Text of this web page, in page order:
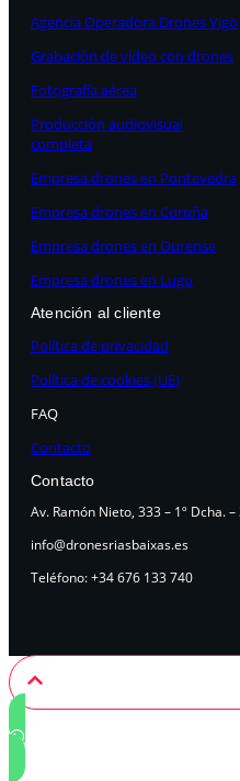
Agencia Operadora Drones Vigo
Grabación de vídeo con drones
Fotografía aérea
Producción audiovisual
completa
Empresa drones en Pontevedra
Empresa drones en Coruña
Empresa drones en Ourense
Empresa drones en Lugo
Atención al cliente
Política de privacidad
Política de cookies (UE)
FAQ
Contacto
Contacto
Av. Ramón Nieto, 333 – 1º Dcha.
info@dronesriasbaixas.es
Teléfono: +34 676 133 740